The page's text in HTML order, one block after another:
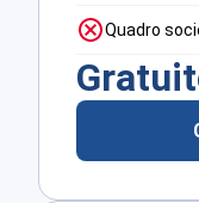
Quadro